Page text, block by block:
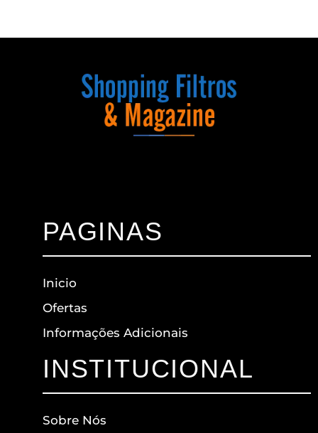
PAGINAS
Inicio
Ofertas
Informações Adicionais
INSTITUCIONAL
Sobre Nós